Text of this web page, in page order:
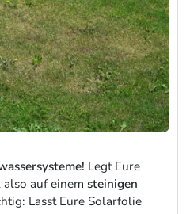
Legt Eure
auf einem steinigen
Lasst Eure Solarfolie